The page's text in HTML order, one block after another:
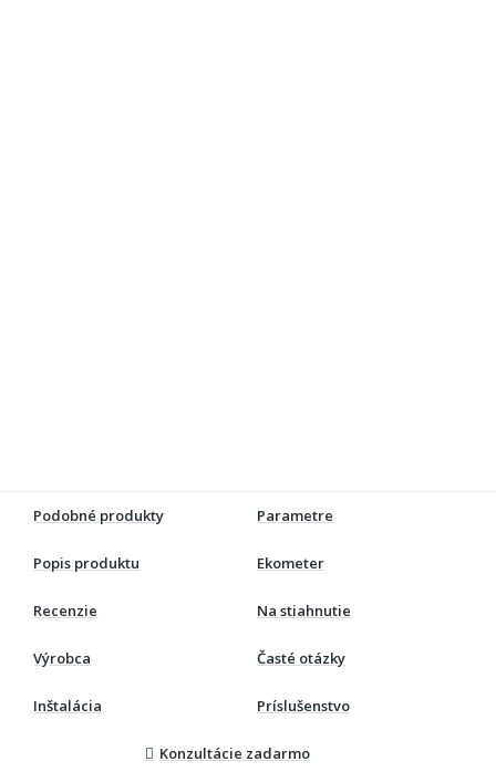
Podobné produkty Parametre
Popis produktu Ekometer
Recenzie Na stiahnutie
Výrobca Časté otázky
Inštalácia Príslušenstvo
Konzultácie zadarmo